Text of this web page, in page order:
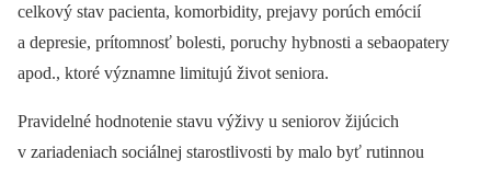
celkový stav pacienta, komorbidity, prejavy porúch emócií
a depresie, prítomnosť bolesti, poruchy hybnosti a sebaopatery
apod., ktoré významne limitujú život seniora.
Pravidelné hodnotenie stavu výživy u seniorov žijúcich
v zariadeniach sociálnej starostlivosti by malo byť rutinnou